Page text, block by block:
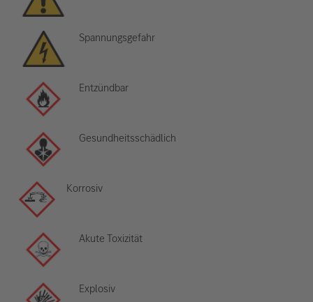
Spannungsgefahr
Entzündbar
Gesundheitsschädlich
Korrosiv
Akute Toxizität
Explosiv